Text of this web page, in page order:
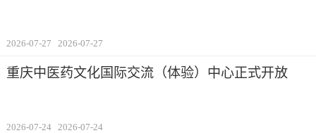
2026-07-27 2026-07-27
重庆中医药文化国际交流（体验）中心正式开放
2026-07-24 2026-07-24